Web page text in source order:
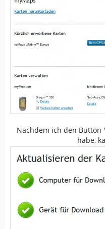
Nachdem ich den Button
habe,